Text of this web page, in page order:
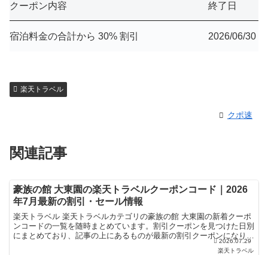
クーポン内容 終了日
宿泊料金の合計から 30% 割引 2026/06/30
楽天トラベル
クポ速
関連記事
豪族の館 大東園の楽天トラベルクーポンコード｜2026
年7月最新の割引・セール情報
楽天トラベル 楽天トラベルカテゴリの豪族の館 大東園の新着クーポ
ンコードの一覧を随時まとめています。割引クーポンを見つけた日別
にまとめており、記事の上にあるものが最新の割引クーポンになりま
す。ホテル・旅館宿泊の予約などで使えるクーポンやセー...2026.07.29
楽天トラベル